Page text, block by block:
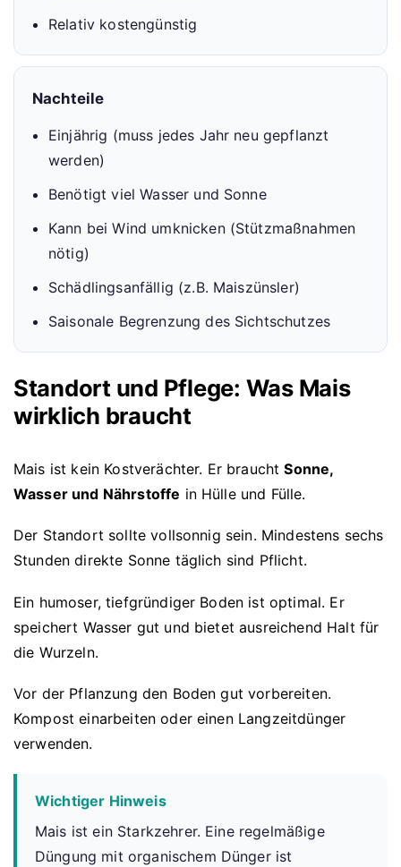
Relativ kostengünstig
Nachteile
Einjährig (muss jedes Jahr neu gepflanzt
werden)
Benötigt viel Wasser und Sonne
Kann bei Wind umknicken (Stützmaßnahmen
nötig)
Schädlingsanfällig (z.B. Maiszünsler)
Saisonale Begrenzung des Sichtschutzes
Standort und Pflege: Was Mais
wirklich braucht
Mais ist kein Kostverächter. Er brauchtSonne,
Wasser und Nährstoffe in Hülle und Fülle.
Der Standort sollte vollsonnig sein. Mindestens sechs
Stunden direkte Sonne täglich sind Pflicht.
Ein humoser, tiefgründiger Boden ist optimal. Er
speichert Wasser gut und bietet ausreichend Halt für
die Wurzeln.
Vor der Pflanzung den Boden gut vorbereiten.
Kompost einarbeiten oder einen Langzeitdünger
verwenden.
Wichtiger Hinweis
Mais ist ein Starkzehrer. Eine regelmäßige
Düngung mit organischem Dünger ist